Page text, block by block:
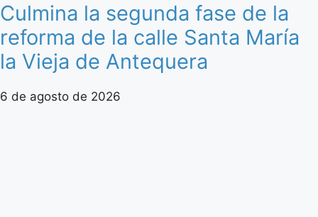
Culmina la segunda fase de la
reforma de la calle Santa María
la Vieja de Antequera
6 de agosto de 2026